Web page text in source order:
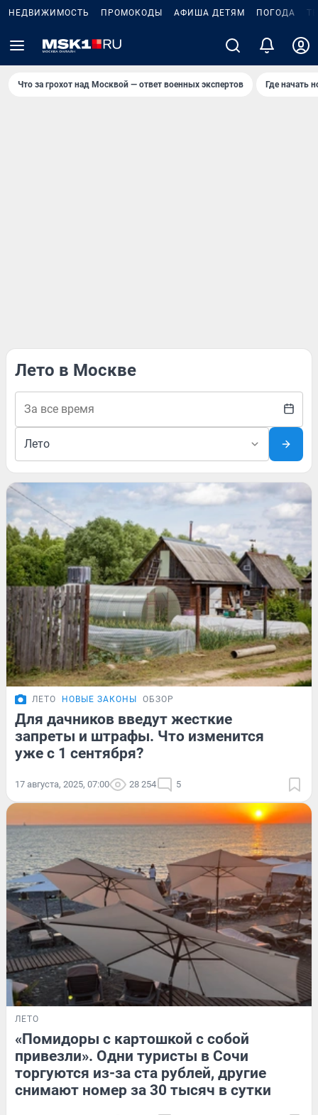
НЕДВИЖИМОСТЬ ПРОМОКОДЫ АФИША ДЕТЯМ ПОГОДА
Что за грохот над Москвой — ответ военных экспертов Где начать
Лето в Москве
ЛЕТО НОВЫЕ ЗАКОНЫ ОБЗОР
Для дачников введут жесткие
запреты и штрафы. Что изменится
уже с 1 сентября?
17 августа, 2025, 07:00 28 254 5
ЛЕТО
«Помидоры с картошкой с собой
привезли». Одни туристы в Сочи
торгуются из-за ста рублей, другие
снимают номер за 30 тысяч в сутки